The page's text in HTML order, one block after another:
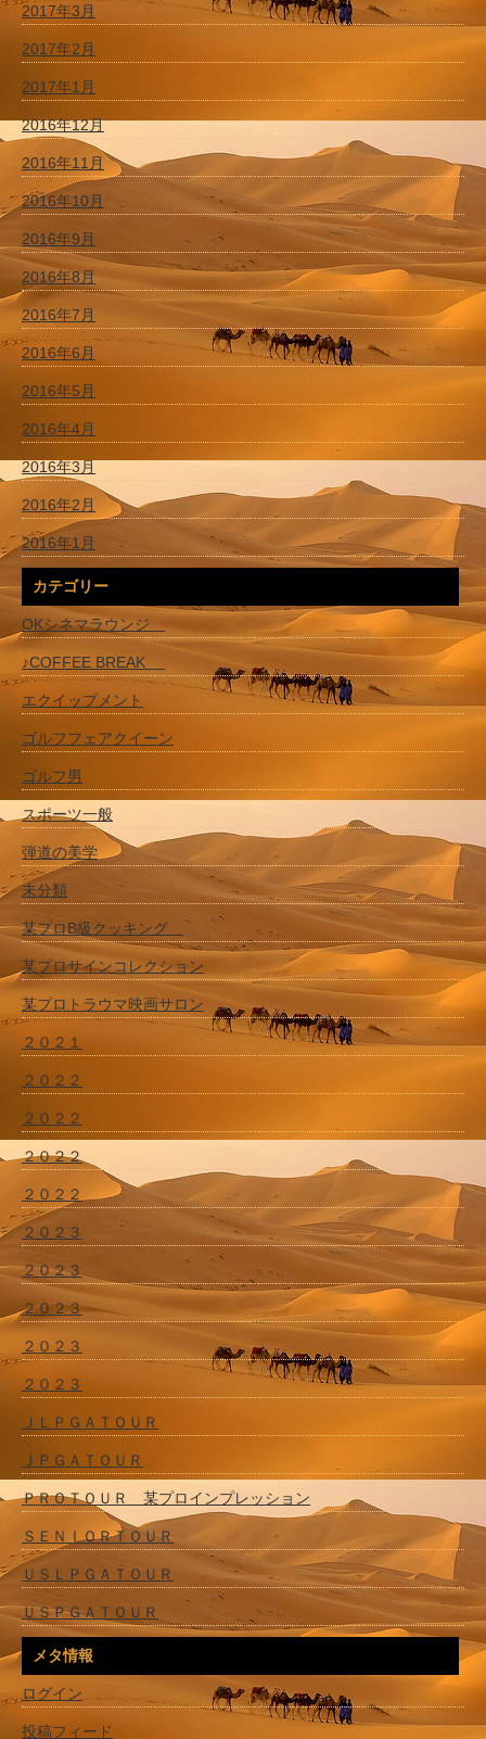
2017年3月
2017年2月
2017年1月
2016年12月
2016年11月
2016年10月
2016年9月
2016年8月
2016年7月
2016年6月
2016年5月
2016年4月
2016年3月
2016年2月
2016年1月
カテゴリー
OKシネマラウンジ
♪COFFEE BREAK
エクイップメント
ゴルフフェアクイーン
ゴルフ男
スポーツ一般
弾道の美学
未分類
某プロB級クッキング
某プロサインコレクション
某プロトラウマ映画サロン
２０２１
２０２２
２０２２
２０２２
２０２２
２０２３
２０２３
２０２３
２０２３
２０２３
ＪＬＰＧＡＴＯＵＲ
ＪＰＧＡＴＯＵＲ
ＰＲＯＴＯＵＲ 某プロインプレッション
ＳＥＮＩＯＲＴＯＵＲ
ＵＳＬＰＧＡＴＯＵＲ
ＵＳＰＧＡＴＯＵＲ
メタ情報
ログイン
投稿フィード